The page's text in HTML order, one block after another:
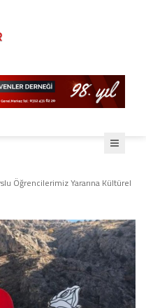
Öğrencilerimiz Yararına Kültürel